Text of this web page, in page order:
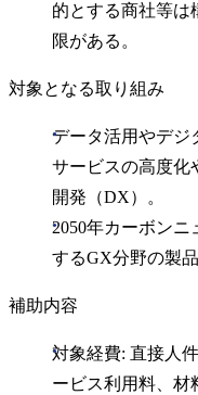
的とする商社等は
限がある。
対象となる取り組み
データ活用やデジ
サービスの高度化
開発（DX）。
2050年カーボンニ
するGX分野の製
補助内容
対象経費: 直接人
ービス利用料、材